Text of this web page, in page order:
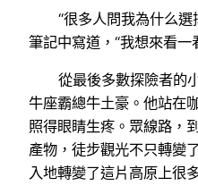
“很多人問我為什么
筆記中寫道，“我想來看
從最後多數探險者的
牛座霸總牛土豪。他站在
照得眼睛生疼。眾線路，
產物，徒步觀光不只轉變
入地轉變了這片高原上很